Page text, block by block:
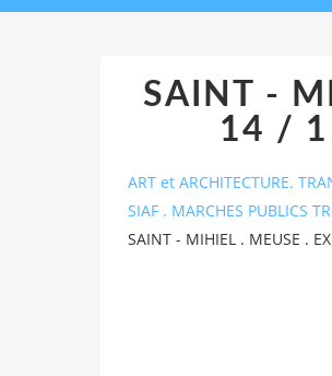
SAINT -
14 / 1
ART et ARCHITECTURE.
SIAF . MARCHES PUBLICS
SAINT - MIHIEL . MEUSE .